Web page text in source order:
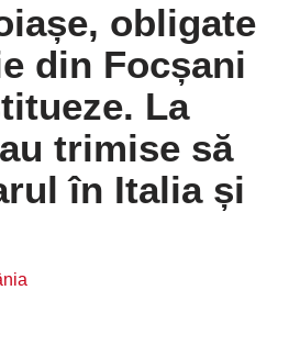
obligate
din Focșani
La
trimise să
în Italia și